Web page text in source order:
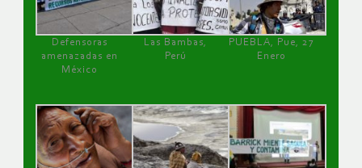
Defensoras
amenazadas en
México
Las Bambas,
Perú
PUEBLA, Pue, 27
Enero